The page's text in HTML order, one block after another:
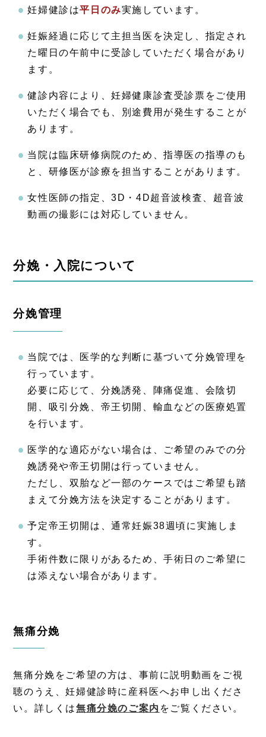
妊婦健診は平日のみ実施しています。
妊娠経過に応じて主担当医を決定し、指定され
た曜日の午前中に受診していただく場合があり
ます。
健診内容により、妊婦健康診査受診票をご使用
いただく場合でも、別途費用が発生することが
あります。
当院は臨床研修病院のため、指導医の指導のも
と、研修医が診療を担当することがあります。
女性医師の指定、3D・4D超音波検査、超音波
動画の撮影には対応していません。
分娩・入院について
分娩管理
当院では、医学的な判断に基づいて分娩管理を
行っています。
必要に応じて、分娩誘発、陣痛促進、会陰切
開、吸引分娩、帝王切開、輸血などの医療処置
を行います。
医学的な適応がない場合は、ご希望のみでの分
娩誘発や帝王切開は行っていません。
ただし、双胎など一部のケースではご希望も踏
まえて分娩方法を決定することがあります。
予定帝王切開は、通常妊娠38週頃に実施しま
す。
手術件数に限りがあるため、手術日のご希望に
は添えない場合があります。
無痛分娩
無痛分娩をご希望の方は、事前に説明動画をご視
聴のうえ、妊婦健診時に産科医へお申し出くださ
い。詳しくは無痛分娩のご案内 をご覧ください。